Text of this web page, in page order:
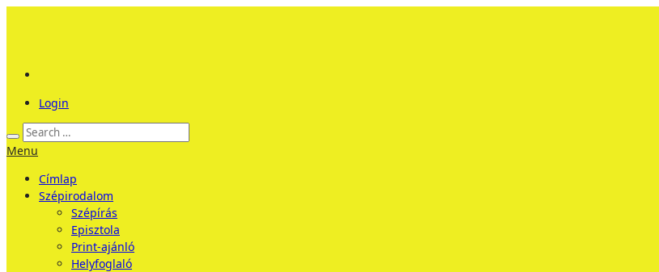
Login
Menu
Címlap
Szépirodalom
Szépírás
Episztola
Print-ajánló
Helyfoglaló